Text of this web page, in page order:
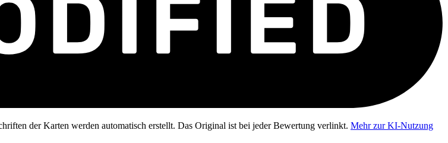
der Karten werden automatisch erstellt. Das Original ist bei jeder Bewertung verlinkt. Mehr zur KI-Nutzung